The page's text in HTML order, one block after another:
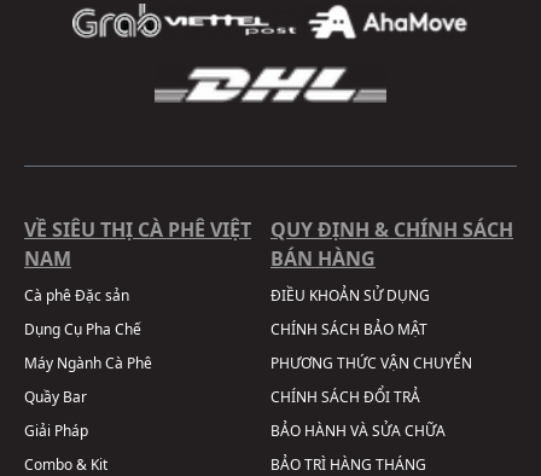
VỀ SIÊU THỊ CÀ PHÊ VIỆT
NAM
Cà phê Đặc sản
Dụng Cụ Pha Chế
Máy Ngành Cà Phê
Quầy Bar
Giải Pháp
Combo & Kit
QUY ĐỊNH & CHÍNH SÁCH
BÁN HÀNG
ĐIỀU KHOẢN SỬ DỤNG
CHÍNH SÁCH BẢO MẬT
PHƯƠNG THỨC VẬN CHUYỂN
CHÍNH SÁCH ĐỔI TRẢ
BẢO HÀNH VÀ SỬA CHỮA
BẢO TRÌ HÀNG THÁNG